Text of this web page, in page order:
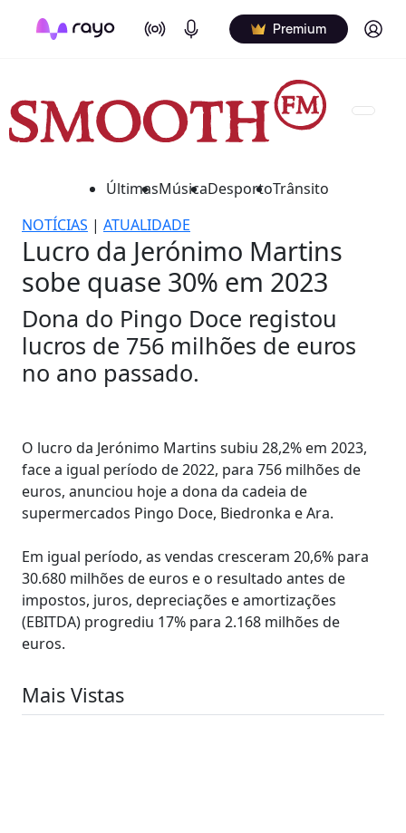
On Air Podcasts Premium Log in
ÚltimasMúsicaDesportoTrânsito
NOTÍCIAS | ATUALIDADE
Lucro da Jerónimo Martins
sobe quase 30% em 2023
Dona do Pingo Doce registou
lucros de 756 milhões de euros
no ano passado.
O lucro da Jerónimo Martins subiu 28,2% em 2023,
face a igual período de 2022, para 756 milhões de
euros, anunciou hoje a dona da cadeia de
supermercados Pingo Doce, Biedronka e Ara.
Em igual período, as vendas cresceram 20,6% para
30.680 milhões de euros e o resultado antes de
impostos, juros, depreciações e amortizações
(EBITDA) progrediu 17% para 2.168 milhões de
euros.
Mais Vistas